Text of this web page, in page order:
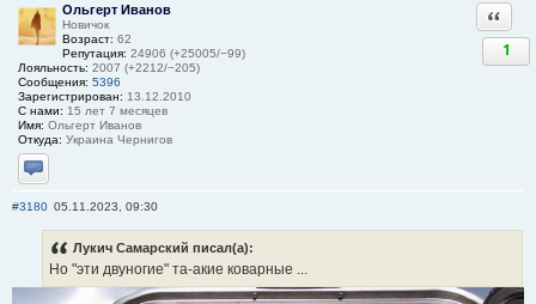
Ольгерт Иванов
Новичок
Возраст: 62
Репутация: 24906 (+25005/−99)
Лояльность: 2007 (+2212/−205)
Сообщения: 5396
Зарегистрирован: 13.12.2010
С нами: 15 лет 7 месяцев
Имя: Ольгерт Иванов
Откуда: Украина Чернигов
Отправить личное сообщение
1
#3180 05.11.2023, 09:30
Лукич Самарский писал(а):
Но "эти двуногие" та-акие коварные ...